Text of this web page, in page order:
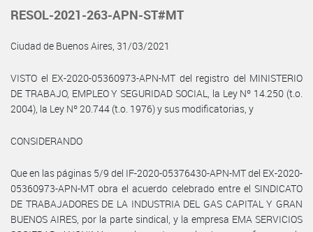
RESOL-2021-263-APN-ST#MT
Ciudad de Buenos Aires, 31/03/2021
VISTO el EX-2020-05360973-APN-MT del registro del MINISTERIO
DE TRABAJO, EMPLEO Y SEGURIDAD SOCIAL, la Ley Nº 14.250 (t.o.
2004), la Ley Nº 20.744 (t.o. 1976) y sus modificatorias, y
CONSIDERANDO
Que en las páginas 5/9 del IF-2020-05376430-APN-MT del EX-2020-
05360973-APN-MT obra el acuerdo celebrado entre el SINDICATO
DE TRABAJADORES DE LA INDUSTRIA DEL GAS CAPITAL Y GRAN
BUENOS AIRES, por la parte sindical, y la empresa EMA SERVICIOS